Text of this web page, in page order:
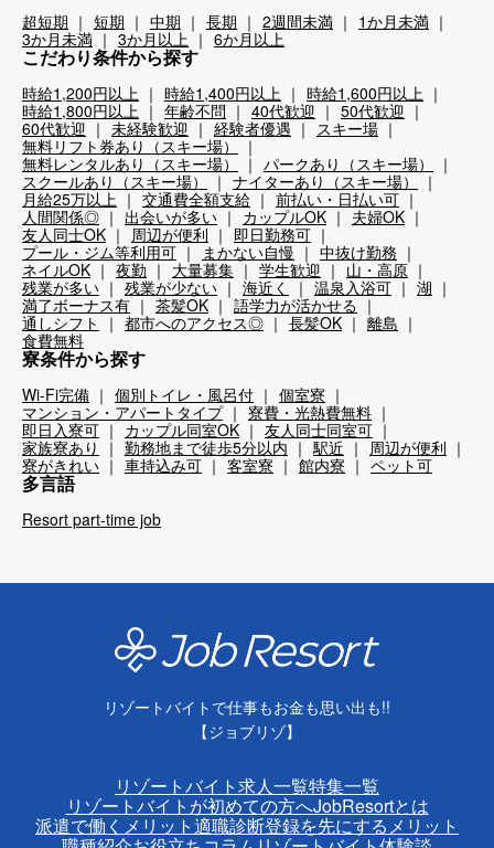
超短期 短期 中期 長期 2週間未満
1か月未満
3か月未満
3か月以上 6か月以上
こだわり条件から探す
時給1,200円以上 時給1,400円以上
時給1,600円以上
時給1,800円以上
年齢不問 40代歓迎
50代歓迎
60代歓迎
未経験歓迎 経験者優遇
スキー場
無料リフト券あり（スキー場）
無料レンタルあり（スキー場）
パークあり（スキー場）
スクールあり（スキー場）
ナイターあり（スキー場）
月給25万以上
交通費全額支給
前払い・日払い可
人間関係◎
出会いが多い カップルOK
夫婦OK
友人同士OK
周辺が便利
即日勤務可
プール・ジム等利用可
まかない自慢
中抜け勤務
ネイルOK
夜勤 大量募集 学生歓迎
山・高原
残業が多い
残業が少ない 海近く 温泉入浴可
湖
満了ボーナス有
茶髪OK
語学力が活かせる
通しシフト
都市へのアクセス◎ 長髪OK
離島
食費無料
寮条件から探す
Wi-Fi完備 個別トイレ・風呂付
個室寮
マンション・アパートタイプ
寮費・光熱費無料
即日入寮可
カップル同室OK
友人同士同室可
家族寮あり
勤務地まで徒歩5分以内 駅近
周辺が便利
寮がきれい
車持込み可 客室寮 館内寮 ペット可
多言語
Resort part-time job
リゾートバイトで仕事もお金も思い出も!!
【ジョブリゾ】
リゾートバイト求人一覧特集一覧
リゾートバイトが初めての方へJobResortとは
派遣で働くメリット適職診断登録を先にするメリット